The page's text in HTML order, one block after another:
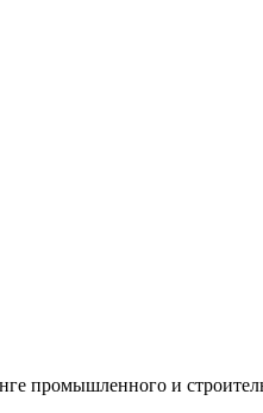
промышленного и